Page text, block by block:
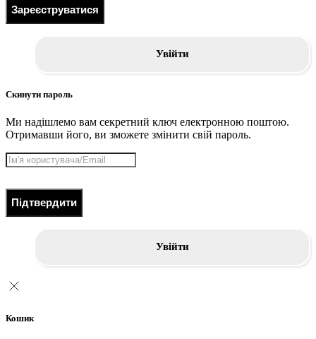
Зареєструватися
Увійти
Скинути пароль
Ми надішлемо вам секретний ключ електронною поштою.
Отримавши його, ви зможете змінити свій пароль.
Підтвердити
Увійти
Кошик